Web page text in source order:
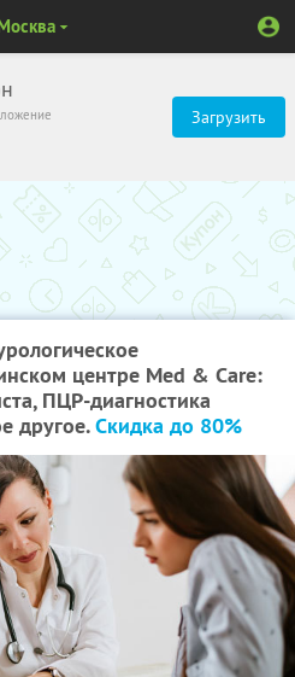
Загрузить
центре Med & Care:
ПЦР-диагностика
другое.Скидка до 80%